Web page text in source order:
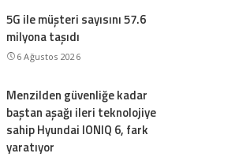
5G ile müşteri sayısını 57.6
milyona taşıdı
6 Ağustos 2026
Menzilden güvenliğe kadar
baştan aşağı ileri teknolojiye
sahip Hyundai IONIQ 6, fark
yaratıyor